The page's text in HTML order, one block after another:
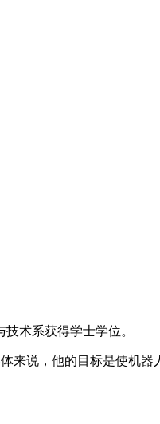
术系获得学士学位。
说，他的目标是使机器